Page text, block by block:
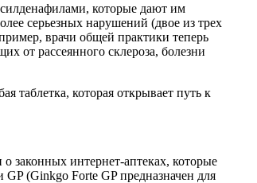
которые дают им
серьезных нарушений (двое из трех
врачи общей практики теперь
от рассеянного склероза, болезни
таблетка, которая открывает путь к
законных интернет-аптеках, которые
(Ginkgo Forte GP предназначен для